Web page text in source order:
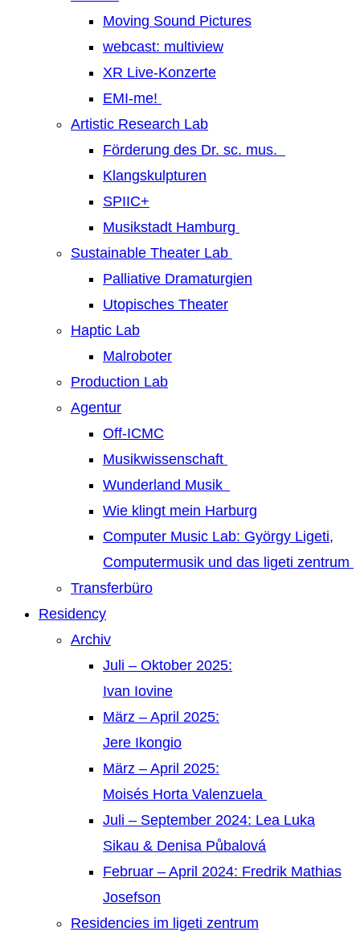
Moving Sound Pictures
webcast: multiview
XR Live-Konzerte
EMI-me!
Artistic Research Lab
Förderung des Dr. sc. mus.
Klangskulpturen
SPIIC+
Musikstadt Hamburg
Sustainable Theater Lab
Palliative Dramaturgien
Utopisches Theater
Haptic Lab
Malroboter
Production Lab
Agentur
Off-ICMC
Musikwissenschaft
Wunderland Musik
Wie klingt mein Harburg
Computer Music Lab: György Ligeti,
Computermusik und das ligeti zentrum
Transferbüro
Residency
Archiv
Juli – Oktober 2025:
Ivan Iovine
März – April 2025:
Jere Ikongio
März – April 2025:
Moisés Horta Valenzuela
Juli – September 2024: Lea Luka
Sikau & Denisa Půbalová
Februar – April 2024: Fredrik Mathias
Josefson
Residencies im ligeti zentrum